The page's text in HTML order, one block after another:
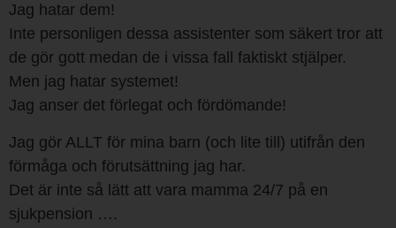
Jag hatar dem!
Inte personligen dessa assistenter som säkert tror att
de gör gott medan de i vissa fall faktiskt stjälper.
Men jag hatar systemet!
Jag anser det förlegat och fördömande!
Jag gör ALLT för mina barn (och lite till) utifrån den
förmåga och förutsättning jag har.
Det är inte så lätt att vara mamma 24/7 på en
sjukpension ….